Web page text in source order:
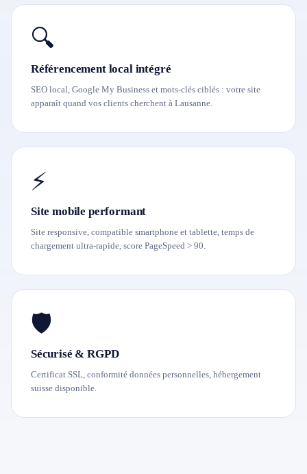
🔍
Référencement local intégré
SEO local, Google My Business et mots-clés ciblés : votre site
apparaît quand vos clients cherchent à Lausanne.
⚡
Site mobile performant
Site responsive, compatible smartphone et tablette, temps de
chargement ultra-rapide, score PageSpeed > 90.
🛡
Sécurisé & RGPD
Certificat SSL, conformité données personnelles, hébergement
suisse disponible.